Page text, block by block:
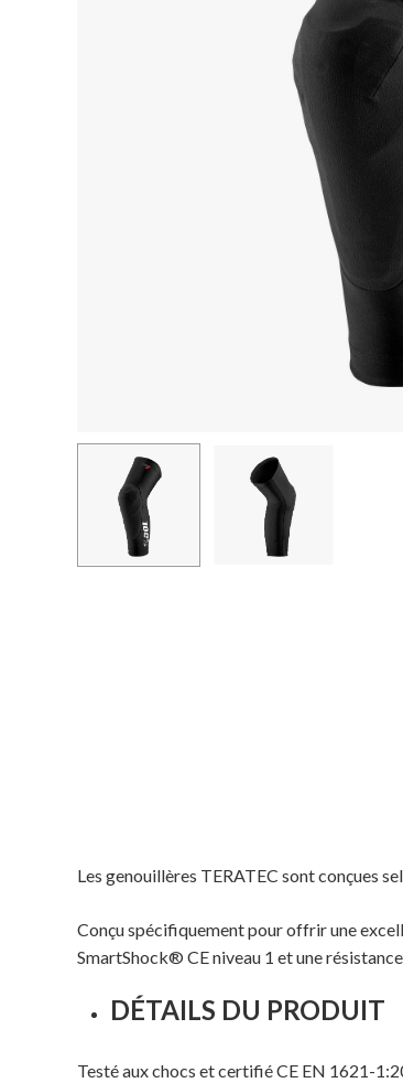
Les genouillères TERATEC sont conçues
Conçu spécifiquement pour offrir une
SmartShock® CE niveau 1 et une
DÉTAILS DU PRODUIT
Testé aux chocs et certifié CE EN 1621-